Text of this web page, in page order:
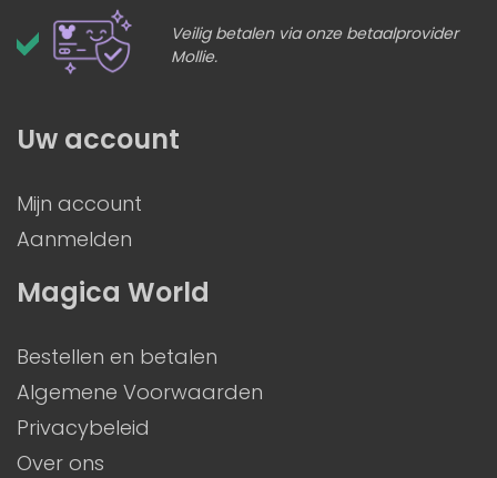
Veilig betalen via onze betaalprovider
Mollie.
Magica World
Bestellen en betalen
Algemene Voorwaarden
Privacybeleid
Over ons
Uw account
Mijn account
Aanmelden